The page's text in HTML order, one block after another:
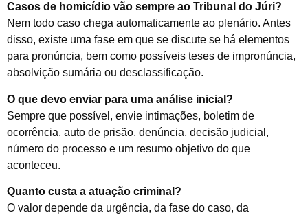
Casos de homicídio vão sempre ao Tribunal do Júri?
Nem todo caso chega automaticamente ao plenário. Antes
disso, existe uma fase em que se discute se há elementos
para pronúncia, bem como possíveis teses de impronúncia,
absolvição sumária ou desclassificação.
O que devo enviar para uma análise inicial?
Sempre que possível, envie intimações, boletim de
ocorrência, auto de prisão, denúncia, decisão judicial,
número do processo e um resumo objetivo do que
aconteceu.
Quanto custa a atuação criminal?
O valor depende da urgência, da fase do caso, da